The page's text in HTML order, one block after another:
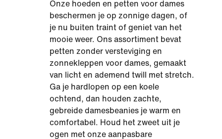
Onze hoeden en petten voor dames
beschermen je op zonnige dagen, of
je nu buiten traint of geniet van het
mooie weer. Ons assortiment bevat
petten zonder versteviging en
zonnekleppen voor dames, gemaakt
van licht en ademend twill met stretch.
Ga je hardlopen op een koele
ochtend, dan houden zachte,
gebreide damesbeanies je warm en
comfortabel. Houd het zweet uit je
ogen met onze aanpasbare